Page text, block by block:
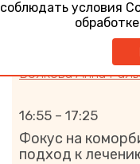
Предиабет:
Доклад при
Волкова Анна
16:55 – 17:25
Фокус на
подход к
соблюдать условия